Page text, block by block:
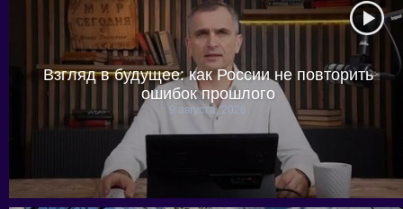
Взгляд в будущее: как России не повторить
ошибок прошлого
9 августа, 2026